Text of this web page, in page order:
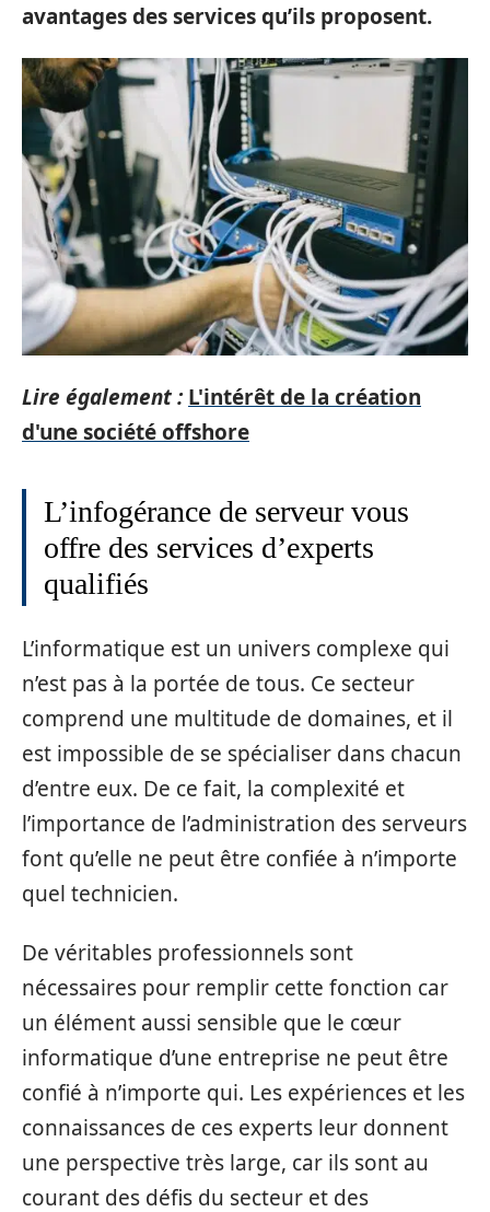
avantages des services qu’ils proposent.
Lire également : L'intérêt de la création
d'une société offshore
L’infogérance de serveur vous
offre des services d’experts
qualifiés
L’informatique est un univers complexe qui
n’est pas à la portée de tous. Ce secteur
comprend une multitude de domaines, et il
est impossible de se spécialiser dans chacun
d’entre eux. De ce fait, la complexité et
l’importance de l’administration des serveurs
font qu’elle ne peut être confiée à n’importe
quel technicien.
De véritables professionnels sont
nécessaires pour remplir cette fonction car
un élément aussi sensible que le cœur
informatique d’une entreprise ne peut être
confié à n’importe qui. Les expériences et les
connaissances de ces experts leur donnent
une perspective très large, car ils sont au
courant des défis du secteur et des